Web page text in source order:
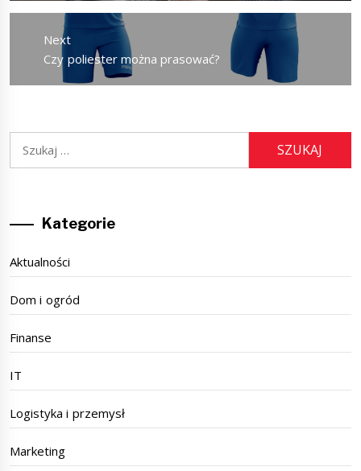
Next
Next
post:
Czy poliester można prasować?
Kategorie
Aktualności
Dom i ogród
Finanse
IT
Logistyka i przemysł
Marketing